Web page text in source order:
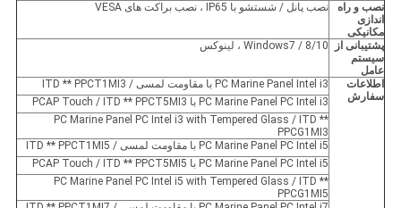
نصب و راه
اندازی
مکانیکی
نصب پانل / شستشو با IP65 ، نصب براکت های VESA
پشتیبانی از
سیستم
عامل
Windows7 / 8/10 ، لینوکس
اطلاعات
سفارش
PC Marine Panel Intel i3 با مقاومت لمسی / ITD ** PPCT1MI3
PC Marine Panel PC Intel i3 با PCAP Touch / ITD ** PPCT5MI3
PC Marine Panel PC Intel i3 with Tempered Glass / ITD **
PPCG1MI3
PC Marine Panel PC Intel i5 با مقاومت لمسی / ITD ** PPCT1MI5
PC Marine Panel PC Intel i5 با PCAP Touch / ITD ** PPCT5MI5
PC Marine Panel PC Intel i5 with Tempered Glass / ITD **
PPCG1MI5